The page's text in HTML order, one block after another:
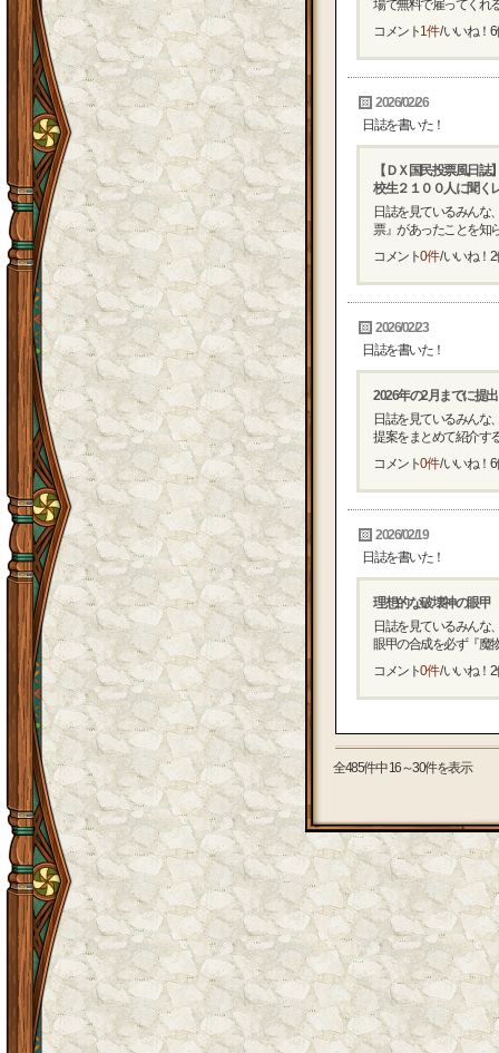
場で無料で雇ってくれ
コメント1件/ いいね！ 6
2026/02/26
日誌を書いた！
【ＤＸ国民投票風日
校生２１００人に聞く
日誌を見ているみんな
票』があったことを知
コメント0件/ いいね！ 2
2026/02/23
日誌を書いた！
2026年の2月までに提
日誌を見ているみんな
提案をまとめて紹介す
コメント0件/ いいね！ 6
2026/02/19
日誌を書いた！
理想的な破壊神の眼甲
日誌を見ているみんな
眼甲の合成を必ず『魔
コメント0件/ いいね！ 2
全485件中 16～30件を表示